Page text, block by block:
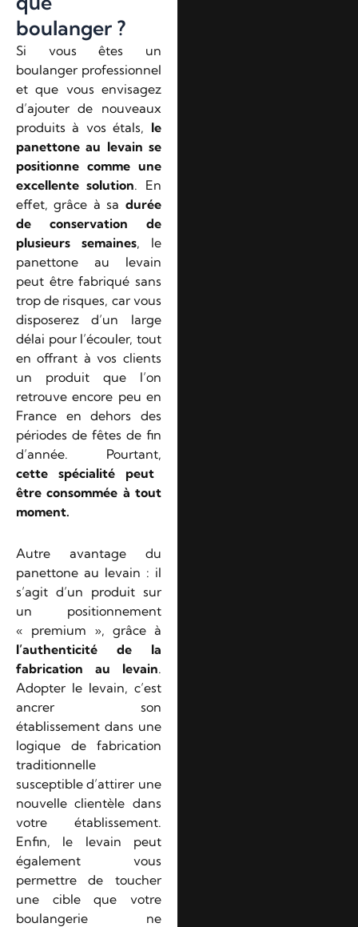
boulanger ?
Si vous êtes un
boulanger professionnel
et que vous envisagez
d’ajouter de nouveaux
produits à vos étals, le
panettone au levain se
positionne comme une
excellente solution. En
effet, grâce à sa durée
de conservation de
plusieurs semaines, le
panettone au levain
peut être fabriqué sans
trop de risques, car vous
disposerez d’un large
délai pour l’écouler, tout
en offrant à vos clients
un produit que l’on
retrouve encore peu en
France en dehors des
périodes de fêtes de fin
d’année. Pourtant,
cette spécialité peut
être consommée à tout
moment.
Autre avantage du
panettone au levain : il
s’agit d’un produit sur
un positionnement
« premium », grâce à
l’authenticité de la
fabrication au levain.
Adopter le levain, c’est
ancrer son
établissement dans une
logique de fabrication
traditionnelle
susceptible d’attirer une
nouvelle clientèle dans
votre établissement.
Enfin, le levain peut
également vous
permettre de toucher
une cible que votre
boulangerie ne